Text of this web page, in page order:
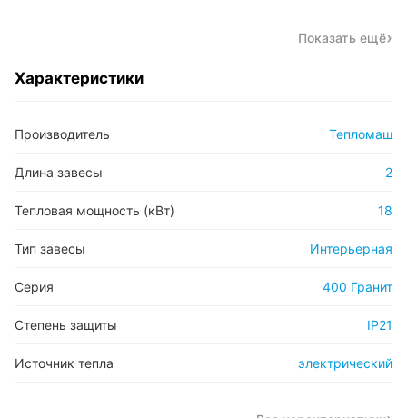
Показать ещё
Характеристики
Производитель Тепломаш
Длина завесы 2
Тепловая мощность (кВт) 18
Тип завесы Интерьерная
Серия 400 Гранит
Степень защиты IP21
Источник тепла электрический